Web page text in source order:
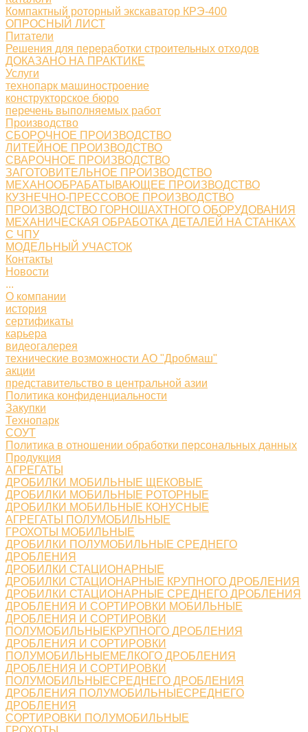
Компактный роторный экскаватор КРЭ-400
ОПРОСНЫЙ ЛИСТ
Питатели
Решения для переработки строительных отходов
ДОКАЗАНО НА ПРАКТИКЕ
Услуги
технопарк машиностроение
конструкторское бюро
перечень выполняемых работ
Производство
СБОРОЧНОЕ ПРОИЗВОДСТВО
ЛИТЕЙНОЕ ПРОИЗВОДСТВО
СВАРОЧНОЕ ПРОИЗВОДСТВО
ЗАГОТОВИТЕЛЬНОЕ ПРОИЗВОДСТВО
МЕХАНООБРАБАТЫВАЮЩЕЕ ПРОИЗВОДСТВО
КУЗНЕЧНО-ПРЕССОВОЕ ПРОИЗВОДСТВО
ПРОИЗВОДСТВО ГОРНОШАХТНОГО ОБОРУДОВАНИЯ
МЕХАНИЧЕСКАЯ ОБРАБОТКА ДЕТАЛЕЙ НА СТАНКАХ
С ЧПУ
МОДЕЛЬНЫЙ УЧАСТОК
Контакты
Новости
...
О компании
история
сертификаты
карьера
видеогалерея
технические возможности АО "Дробмаш"
акции
представительство в центральной азии
Политика конфиденциальности
Закупки
Технопарк
СОУТ
Политика в отношении обработки персональных данных
Продукция
АГРЕГАТЫ
ДРОБИЛКИ МОБИЛЬНЫЕ ЩЕКОВЫЕ
ДРОБИЛКИ МОБИЛЬНЫЕ РОТОРНЫЕ
ДРОБИЛКИ МОБИЛЬНЫЕ КОНУСНЫЕ
АГРЕГАТЫ ПОЛУМОБИЛЬНЫЕ
ГРОХОТЫ МОБИЛЬНЫЕ
ДРОБИЛКИ ПОЛУМОБИЛЬНЫЕ СРЕДНЕГО
ДРОБЛЕНИЯ
ДРОБИЛКИ СТАЦИОНАРНЫЕ
ДРОБИЛКИ СТАЦИОНАРНЫЕ КРУПНОГО ДРОБЛЕНИЯ
ДРОБИЛКИ СТАЦИОНАРНЫЕ СРЕДНЕГО ДРОБЛЕНИЯ
ДРОБЛЕНИЯ И СОРТИРОВКИ МОБИЛЬНЫЕ
ДРОБЛЕНИЯ И СОРТИРОВКИ
ПОЛУМОБИЛЬНЫЕКРУПНОГО ДРОБЛЕНИЯ
ДРОБЛЕНИЯ И СОРТИРОВКИ
ПОЛУМОБИЛЬНЫЕМЕЛКОГО ДРОБЛЕНИЯ
ДРОБЛЕНИЯ И СОРТИРОВКИ
ПОЛУМОБИЛЬНЫЕСРЕДНЕГО ДРОБЛЕНИЯ
ДРОБЛЕНИЯ ПОЛУМОБИЛЬНЫЕСРЕДНЕГО
ДРОБЛЕНИЯ
СОРТИРОВКИ ПОЛУМОБИЛЬНЫЕ